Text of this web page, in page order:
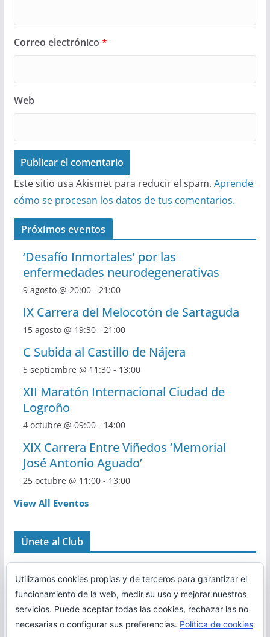
Correo electrónico *
Web
Este sitio usa Akismet para reducir el spam. Aprende
cómo se procesan los datos de tus comentarios.
Próximos eventos
‘Desafío Inmortales’ por las
enfermedades neurodegenerativas
9 agosto @ 20:00- 21:00
IX Carrera del Melocotón de Sartaguda
15 agosto @ 19:30- 21:00
C Subida al Castillo de Nájera
5 septiembre @ 11:30- 13:00
XII Maratón Internacional Ciudad de
Logroño
4 octubre @ 09:00- 14:00
XIX Carrera Entre Viñedos ‘Memorial
José Antonio Aguado’
25 octubre @ 11:00- 13:00
View All Eventos
Únete al Club
Utilizamos cookies propias y de terceros para garantizar el
funcionamiento de la web, medir su uso y mejorar nuestros
servicios. Puede aceptar todas las cookies, rechazar las no
necesarias o configurar sus preferencias. Política de cookies